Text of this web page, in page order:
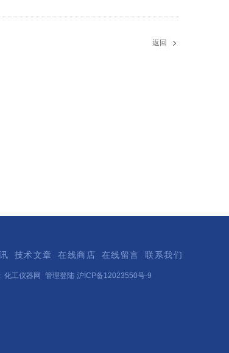
返回
技术文章 在线商店 在线留言 联系我们
化工仪器网 管理登陆 沪ICP备12023550号-9